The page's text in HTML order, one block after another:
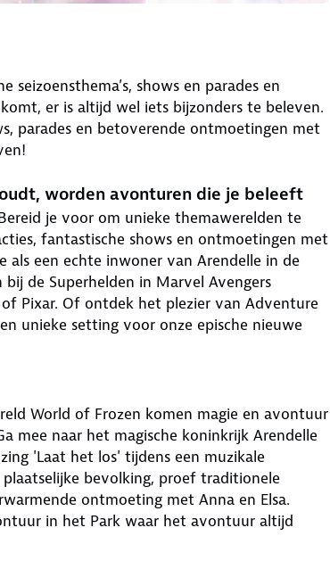
seizoensthema’s, shows en parades en
er is altijd wel iets bijzonders te beleven.
parades en betoverende ontmoetingen met
worden avonturen die je beleeft
je voor om unieke themawerelden te
fantastische shows en ontmoetingen met
als een echte inwoner van Arendelle in de
de Superhelden in Marvel Avengers
Pixar. Of ontdek het plezier van Adventure
unieke setting voor onze epische nieuwe
World of Frozen komen magie en avontuur
mee naar het magische koninkrijk Arendelle
'Laat het los' tijdens een muzikale
bevolking, proef traditionele
ontmoeting met Anna en Elsa.
in het Park waar het avontuur altijd